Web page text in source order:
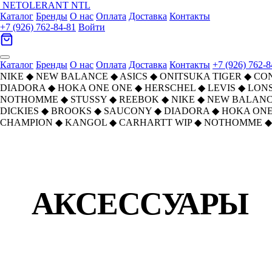
NETOLERANT NTL
Каталог Бренды О нас Оплата Доставка Контакты
+7 (926) 762-84-81 Войти
Каталог Бренды О нас Оплата Доставка Контакты +7 (926) 762-
NIKE ◆ NEW BALANCE ◆ ASICS ◆ ONITSUKA TIGER ◆
DIADORA ◆ HOKA ONE ONE ◆ HERSCHEL ◆ LEVIS ◆
NOTHOMME ◆ STUSSY ◆ REEBOK ◆ NIKE ◆ NEW
DICKIES ◆ BROOKS ◆ SAUCONY ◆ DIADORA ◆ HOKA
CHAMPION ◆ KANGOL ◆ CARHARTT WIP ◆ NOTHOMME ◆
АКСЕССУАРЫ